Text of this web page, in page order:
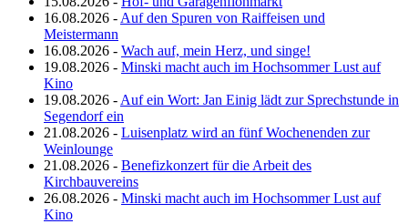
16.08.2026 - Auf den Spuren von Raiffeisen und
Meistermann
16.08.2026 - Wach auf, mein Herz, und singe!
19.08.2026 - Minski macht auch im Hochsommer Lust auf
Kino
19.08.2026 - Auf ein Wort: Jan Einig lädt zur Sprechstunde in
Segendorf ein
21.08.2026 - Luisenplatz wird an fünf Wochenenden zur
Weinlounge
21.08.2026 - Benefizkonzert für die Arbeit des
Kirchbauvereins
26.08.2026 - Minski macht auch im Hochsommer Lust auf
Kino